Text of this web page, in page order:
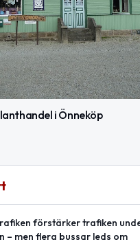
i Önneköp
förstärker trafiken
– men flera bussar leds om